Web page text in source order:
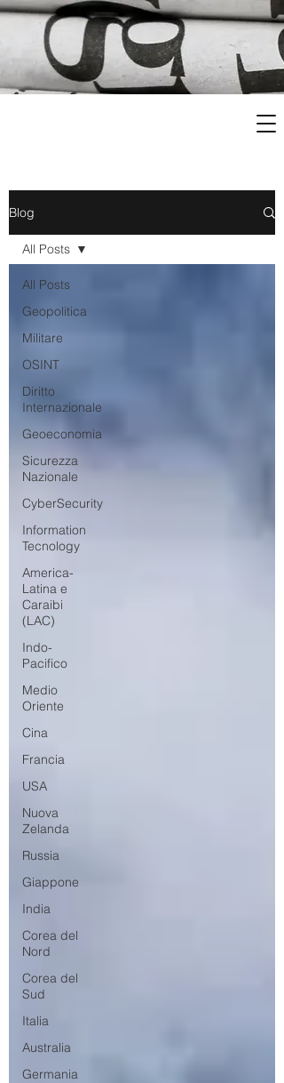
Blog
All Posts
Geopolitica
Militare
OSINT
Diritto
Internazionale
Geoeconomia
Sicurezza
Nazionale
CyberSecurity
Information
Tecnology
America-
Latina e
Caraibi
(LAC)
Indo-
Pacifico
Medio
Oriente
Cina
Francia
USA
Nuova
Zelanda
Russia
Giappone
India
Corea del
Nord
Corea del
Sud
Italia
Australia
Germania
All Posts